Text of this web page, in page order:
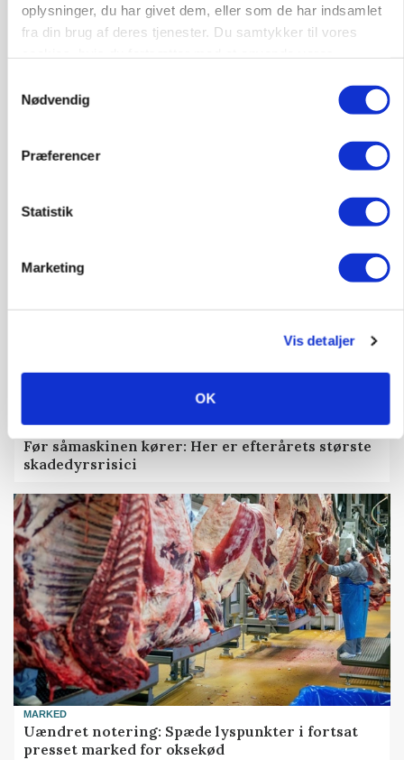
oplysninger, du har givet dem, eller som de har indsamlet
fra din brug af deres tjenester. Du samtykker til vores
Nødvendig
Præferencer
Statistik
Marketing
Vis detaljer
OK
gødskningslov
Annonce
KVÆG
Snart kan man søge tilskud til naturprojekter
Før såmaskinen kører: Her er efterårets største
skadedyrsrisici
MARKED
Uændret notering: Spæde lyspunkter i fortsat
presset marked for oksekød